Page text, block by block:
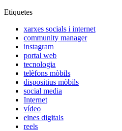
Etiquetes
xarxes socials i internet
community manager
instagram
portal web
tecnologia
telèfons mòbils
dispositius mòbils
social media
Internet
vídeo
eines digitals
reels